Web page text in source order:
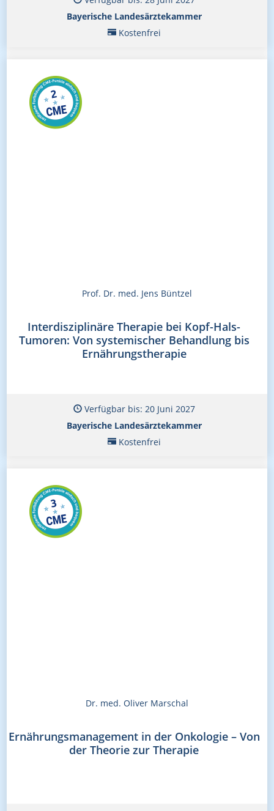
Bayerische Landesärztekammer
Kostenfrei
Prof. Dr. med. Jens Büntzel
Interdisziplinäre Therapie bei Kopf-Hals-
Tumoren: Von systemischer Behandlung bis
Ernährungstherapie
Verfügbar bis: 20 Juni 2027
Bayerische Landesärztekammer
Kostenfrei
Dr. med. Oliver Marschal
Ernährungsmanagement in der Onkologie – Von
der Theorie zur Therapie